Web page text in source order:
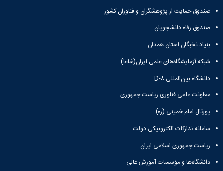
صندوق حمایت از پژوهشگران و فناوران کشور
صندوق رفاه دانشجویان
بنیاد نخبگان استان همدان
شبکه آزمایشگاه‌های علمی ایران(شاعا)
دانشگاه بین‌المللی D-۸
معاونت علمی فناوری ریاست جمهوری
پورتال امام خمینی (ره)
سامانه تدارکات الکترونیکی دولت
ریاست جمهوری اسلامی ایران
دانشگاه‌ها و مؤسسات آموزش عالی